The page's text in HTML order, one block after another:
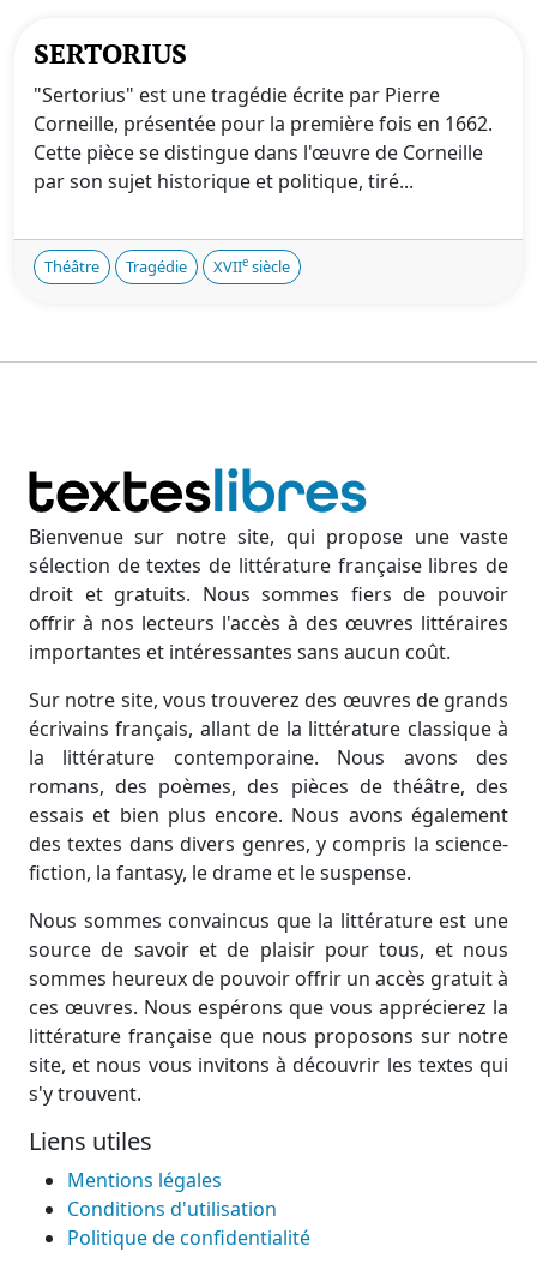
SERTORIUS
"Sertorius" est une tragédie écrite par Pierre
Corneille, présentée pour la première fois en 1662.
Cette pièce se distingue dans l'œuvre de Corneille
par son sujet historique et politique, tiré...
Théâtre Tragédie XVIIe siècle
Bienvenue sur notre site, qui propose une vaste
sélection de textes de littérature française libres de
droit et gratuits. Nous sommes fiers de pouvoir
offrir à nos lecteurs l'accès à des œuvres littéraires
importantes et intéressantes sans aucun coût.
Sur notre site, vous trouverez des œuvres de grands
écrivains français, allant de la littérature classique à
la littérature contemporaine. Nous avons des
romans, des poèmes, des pièces de théâtre, des
essais et bien plus encore. Nous avons également
des textes dans divers genres, y compris la science-
fiction, la fantasy, le drame et le suspense.
Nous sommes convaincus que la littérature est une
source de savoir et de plaisir pour tous, et nous
sommes heureux de pouvoir offrir un accès gratuit à
ces œuvres. Nous espérons que vous apprécierez la
littérature française que nous proposons sur notre
site, et nous vous invitons à découvrir les textes qui
s'y trouvent.
Liens utiles
Mentions légales
Conditions d'utilisation
Politique de confidentialité